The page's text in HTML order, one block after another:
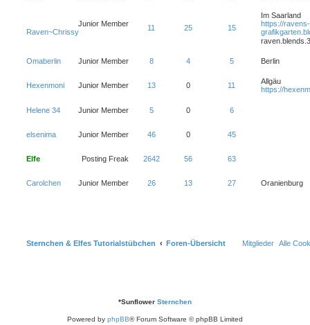
Junior Member
Raven~Chrissy
11 25 15
Im Saarland
https://ravens-
raven.blends.3
Junior Member
Omaberlin 8 4 5 Berlin
Junior Member
Hexenmoni 13 0 11
Allgäu
https://
Junior Member
Helene 34 5 0 6
Junior Member
elsenima 46 0 45
Posting Freak
Elfe 2642 56 63
Junior Member
Carolchen 26 13 27 Oranienburg
Sternchen & Elfes Tutorialstübchen Foren-Übersicht Alle
Mitglieder
*Sunflower Sternchen
Powered by phpBB® Forum Software © phpBB Limited